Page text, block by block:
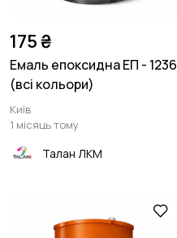
175 ₴
Емаль епоксидна ЕП - 1236
(всі кольори)
Київ
1 місяць тому
Талан ЛКМ